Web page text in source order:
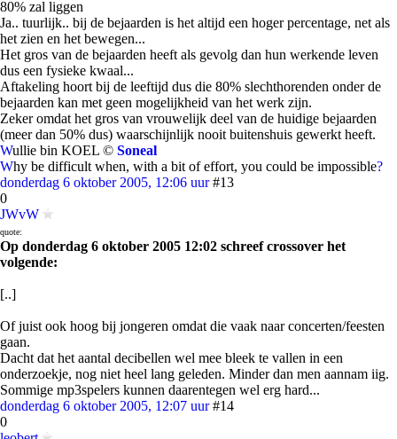
80% zal liggen
Ja.. tuurlijk.. bij de bejaarden is het altijd een hoger percentage, net als
het zien en het bewegen...
Het gros van de bejaarden heeft als gevolg dan hun werkende leven
dus een fysieke kwaal...
Aftakeling hoort bij de leeftijd dus die 80% slechthorenden onder de
bejaarden kan met geen mogelijkheid van het werk zijn.
Zeker omdat het gros van vrouwelijk deel van de huidige bejaarden
(meer dan 50% dus) waarschijnlijk nooit buitenshuis gewerkt heeft.
Wullie bin KOEL © Soneal
Why be difficult when, with a bit of effort, you could be impossible?
donderdag 6 oktober 2005, 12:06 uur #13
0
JWvW
quote:
Op donderdag 6 oktober 2005 12:02 schreef crossover het
volgende:
[..]
Of juist ook hoog bij jongeren omdat die vaak naar concerten/feesten
gaan.
Dacht dat het aantal decibellen wel mee bleek te vallen in een
onderzoekje, nog niet heel lang geleden. Minder dan men aannam iig.
Sommige mp3spelers kunnen daarentegen wel erg hard...
donderdag 6 oktober 2005, 12:07 uur #14
0